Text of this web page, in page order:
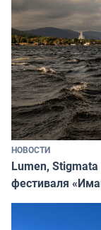
НОВОСТИ
Lumen,
фестиваля